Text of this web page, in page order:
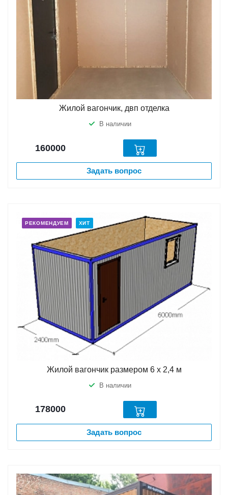
Жилой вагончик, двп отделка
В наличии
160000
Задать вопрос
РЕКОМЕНДУЕМ ХИТ
Жилой вагончик размером 6 х 2,4 м
В наличии
178000
Задать вопрос